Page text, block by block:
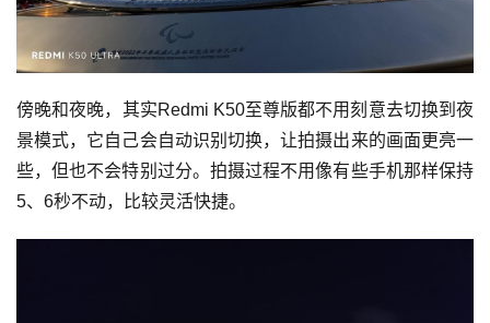
傍晚和夜晚，其实Redmi K50至尊版都不用刻意去切换到夜
景模式，它自己会自动识别切换，让拍摄出来的画面更亮一
些，但也不会特别过分。拍摄过程不用像有些手机那样保持
5、6秒不动，比较灵活快捷。